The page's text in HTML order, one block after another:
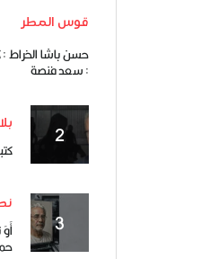
قوس المطر
حسن باشا الخراط :
: سعد فنصة